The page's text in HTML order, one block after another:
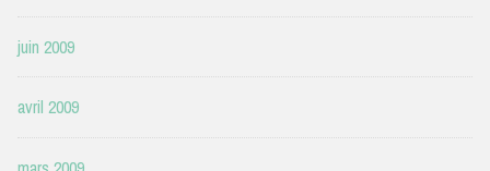
juin 2009
avril 2009